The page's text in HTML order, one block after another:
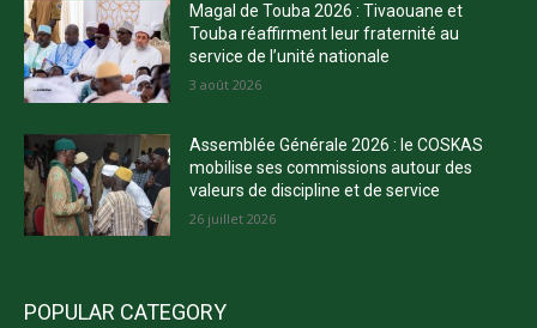
Magal de Touba 2026 : Tivaouane et
Touba réaffirment leur fraternité au
service de l’unité nationale
3 août 2026
Assemblée Générale 2026 : le COSKAS
mobilise ses commissions autour des
valeurs de discipline et de service
26 juillet 2026
POPULAR CATEGORY